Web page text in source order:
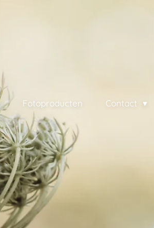
Fotoproducten Contact